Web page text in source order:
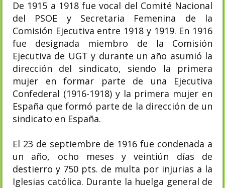
De 1915 a 1918 fue vocal del Comité Nacional
del PSOE y Secretaria Femenina de la
Comisión Ejecutiva entre 1918 y 1919. En 1916
fue designada miembro de la Comisión
Ejecutiva de UGT y durante un año asumió la
dirección del sindicato, siendo la primera
mujer en formar parte de una Ejecutiva
Confederal (1916-1918) y la primera mujer en
España que formó parte de la dirección de un
sindicato en España.​
El 23 de septiembre de 1916 fue condenada a
un año, ocho meses y veintiún días de
destierro y 750 pts. de multa por injurias a la
Iglesias católica.​ Durante la huelga general de